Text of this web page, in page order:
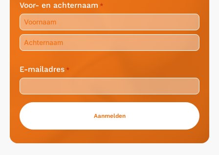
Voor- en achternaam *
Voornaam
Achternaam
E-mailadres *